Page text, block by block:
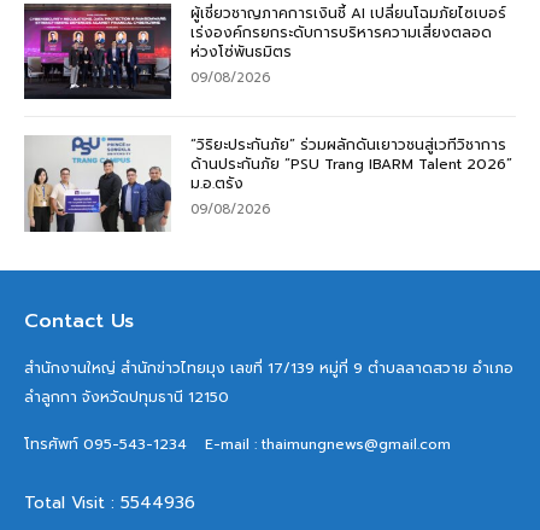
ผู้เชี่ยวชาญภาคการเงินชี้ AI เปลี่ยนโฉมภัยไซเบอร์
เร่งองค์กรยกระดับการบริหารความเสี่ยงตลอด
ห่วงโซ่พันธมิตร
09/08/2026
“วิริยะประกันภัย” ร่วมผลักดันเยาวชนสู่เวทีวิชาการ
ด้านประกันภัย “PSU Trang IBARM Talent 2026”
ม.อ.ตรัง
09/08/2026
Contact Us
สำนักงานใหญ่ สำนักข่าวไทยมุง เลขที่ 17/139 หมู่ที่ 9 ตำบลลาดสวาย อำเภอ
ลำลูกกา จังหวัดปทุมธานี 12150
โทรศัพท์ 095-543-1234 E-mail : thaimungnews@gmail.com
Total Visit : 5544936